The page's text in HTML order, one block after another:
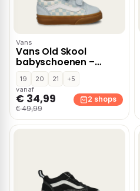
Vans
Vans Old Skool
babyschoenen –
Blauw
19 20 21
+5
vanaf
€ 34,99
€ 49,99
2 shops